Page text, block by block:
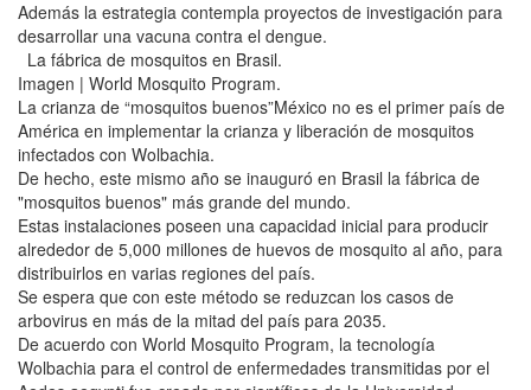
Además la estrategia contempla proyectos de investigación para
desarrollar una vacuna contra el dengue.
La fábrica de mosquitos en Brasil.
Imagen | World Mosquito Program.
La crianza de “mosquitos buenos”México no es el primer país de
América en implementar la crianza y liberación de mosquitos
infectados con Wolbachia.
De hecho, este mismo año se inauguró en Brasil la fábrica de
"mosquitos buenos" más grande del mundo.
Estas instalaciones poseen una capacidad inicial para producir
alrededor de 5,000 millones de huevos de mosquito al año, para
distribuirlos en varias regiones del país.
Se espera que con este método se reduzcan los casos de
arbovirus en más de la mitad del país para 2035.
De acuerdo con World Mosquito Program, la tecnología
Wolbachia para el control de enfermedades transmitidas por el